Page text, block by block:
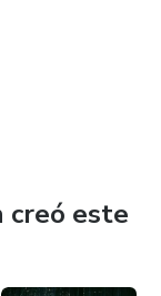
creó este